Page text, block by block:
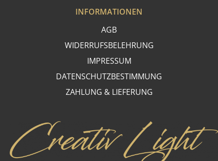
INFORMATIONEN
AGB
WIDERRUFSBELEHRUNG
IMPRESSUM
DATENSCHUTZBESTIMMUNG
ZAHLUNG & LIEFERUNG